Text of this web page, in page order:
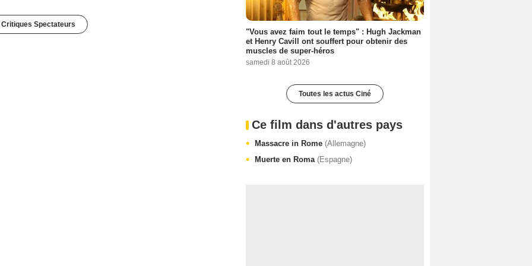
Critiques Spectateurs
"Vous avez faim tout le temps" : Hugh Jackman
et Henry Cavill ont souffert pour obtenir des
muscles de super-héros
samedi 8 août 2026
Toutes les actus Ciné
Ce film dans d'autres pays
Massacre in Rome (Allemagne)
Muerte en Roma (Espagne)